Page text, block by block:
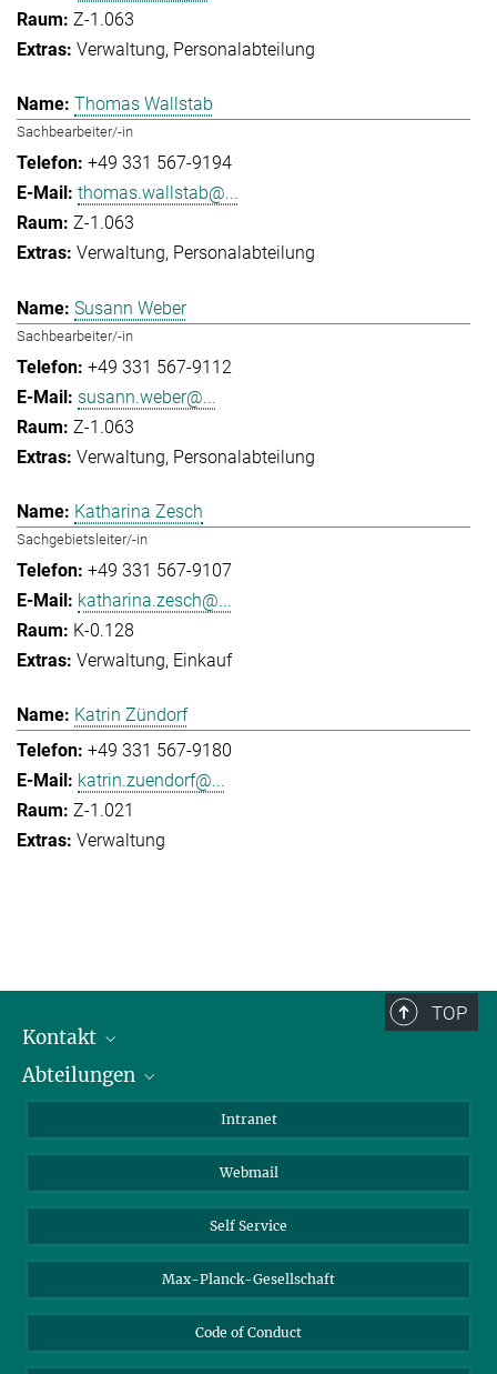
Z-1.063
Verwaltung Personalabteilung
Thomas Wallstab
Sachbearbeiter/-in
+49 331 567-9194
thomas.wallstab@...
Z-1.063
Verwaltung Personalabteilung
Susann Weber
Sachbearbeiter/-in
+49 331 567-9112
susann.weber@...
Z-1.063
Verwaltung Personalabteilung
Katharina Zesch
Sachgebietsleiter/-in
+49 331 567-9107
katharina.zesch@...
K-0.128
Verwaltung Einkauf
Katrin Zündorf
+49 331 567-9180
katrin.zuendorf@...
Z-1.021
Verwaltung
TOP
Kontakt
Mitarbeiterverzeichnis
Abteilungen
Biomolekulare Systeme
Kolloidchemie
Nachhaltige und Bio-inspirierte Materialien
Intranet
Webmail
Self Service
Max-Planck-Gesellschaft
Code of Conduct